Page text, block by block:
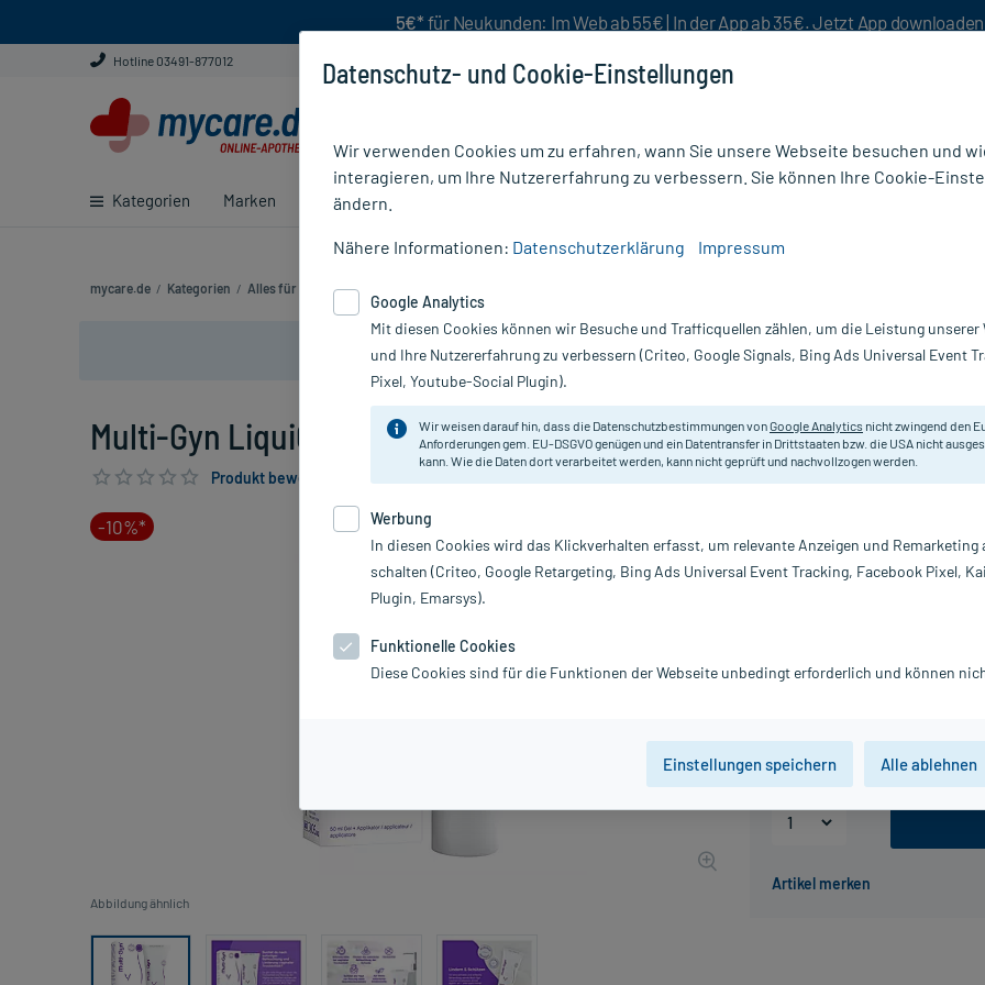
5€* für Neukunden: Im Web ab 55€ | In der App ab 35€. Jetzt App downloaden
Hotline 03491-877012
Kategorien Marken Ratgeber
mycare.de / Kategorien / Alles für die Frau /
Nur für kurze Zeit:Gratis-Versand* ab 19€ Mindestbestellwert!
Multi-Gyn LiquiGel, 50 ml
Produkt bewerten & PlusHerzen sichern
-10%*
Abbildung ähnlich
18,80 € UVP 20,95 € 188
Multigyn
Feuchtigkeitsgel gegen
PZN:
Hersteller:
Datenschutz- und Cookie-Einstellungen
Wir verwenden Cookies um zu erfahren, wann Sie unsere Webseite besuchen und
interagieren, um Ihre Nutzererfahrung zu verbessern. Sie können Ihre Cookie-
ändern.
Nähere Informationen: Datenschutzerklärung Impressum
Google Analytics
Mit diesen Cookies können wir Besuche und Trafficquellen zählen, um die Leistung unserer
und Ihre Nutzererfahrung zu verbessern (Criteo, Google Signals, Bing Ads Universal Event
Pixel, Youtube-Social Plugin).
Wir weisen darauf hin, dass die Datenschutzbestimmungen vonGoogle Analytics nicht zwingend den
Anforderungen gem. EU-DSGVO genügen und ein Datentransfer in Drittstaaten bzw. die USA nicht
kann. Wie die Daten dort verarbeitet werden, kann nicht geprüft und nachvollzogen werden.
Werbung
In diesen Cookies wird das Klickverhalten erfasst, um relevante Anzeigen und Remarketing
schalten (Criteo, Google Retargeting, Bing Ads Universal Event Tracking, Facebook Pixel,
Plugin, Emarsys).
Funktionelle Cookies
Diese Cookies sind für die Funktionen der Webseite unbedingt erforderlich und können
Einstellungen speichern Alle ablehnen